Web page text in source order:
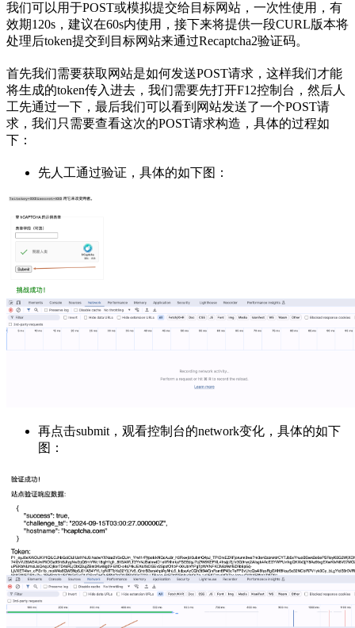
我们可以用于POST或模拟提交给目标网站，一次性使用，有
效期120s，建议在60s内使用，接下来将提供一段CURL版本将
处理后token提交到目标网站来通过Recaptcha2验证码。
首先我们需要获取网站是如何发送POST请求，这样我们才能
将生成的token传入进去，我们需要先打开F12控制台，然后人
工先通过一下，最后我们可以看到网站发送了一个POST请
求，我们只需要查看这次的POST请求构造，具体的过程如
下：
先人工通过验证，具体的如下图：
再点击submit，观看控制台的network变化，具体的如下
图：